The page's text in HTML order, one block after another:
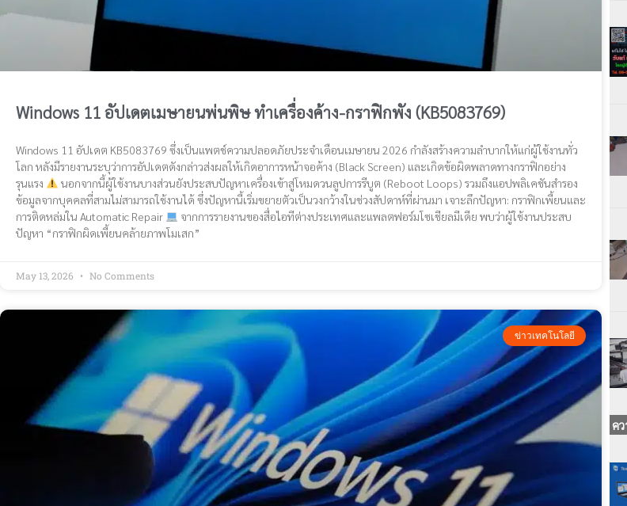
Windows 11 อัปเดตเมษายนพ่นพิษ ทำเครื่องค้าง-กราฟิกพัง (KB5083769)
Windows 11 อัปเดต KB5083769 ซึ่งเป็นแพตช์ความปลอดภัยประจำเดือนเมษายน 2026 กำลังสร้างความลำบากให้แก่ผู้ใช้งานทั่ว
โลก หลังมีรายงานระบุว่าการอัปเดตดังกล่าวส่งผลให้เกิดอาการหน้าจอค้าง (Black Screen) และเกิดข้อผิดพลาดทางกราฟิกอย่าง
รุนแรง
นอกจากนี้ผู้ใช้งานบางส่วนยังประสบปัญหาเครื่องเข้าสู่โหมดวนลูปการรีบูต (Reboot Loops) รวมถึงแอปพลิเคชันสำรอง
ข้อมูลจากบุคคลที่สามไม่สามารถใช้งานได้ ซึ่งปัญหานี้เริ่มขยายตัวเป็นวงกว้างในช่วงสัปดาห์ที่ผ่านมา เจาะลึกปัญหา: กราฟิกเพี้ยนและ
การติดหล่มใน Automatic Repair
จากการรายงานของสื่อไอทีต่างประเทศและแพลตฟอร์มโซเชียลมีเดีย พบว่าผู้ใช้งานประสบ
ปัญหา “กราฟิกผิดเพี้ยนคล้ายภาพโมเสก”
May 13, 2026 No Comments
ข่าวเทคโนโลยี
ค